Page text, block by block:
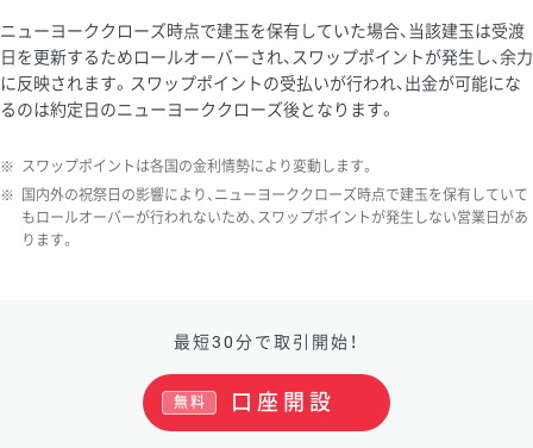
ニューヨーククローズ時点で建玉を保有していた場合、当該建玉は受渡
日を更新するためロールオーバーされ、スワップポイントが発生し、余力
に反映されます。スワップポイントの受払いが行われ、出金が可能にな
るのは約定日のニューヨーククローズ後となります。
※ スワップポイントは各国の金利情勢により変動します。
※
国内外の祝祭日の影響により、ニューヨーククローズ時点で建玉を保有していて
もロールオーバーが行われないため、スワップポイントが発生しない営業日があ
ります。
最短30分で取引開始！
口座開設
無料